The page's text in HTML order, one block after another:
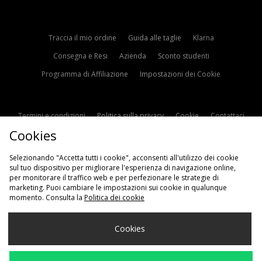
Traccia il mio ordine Guida alle taglie
Klarna
Consegna e Resi
Azienda
Sconto studenti
Programma di Affiliazione
Impostazioni dei Cookie
Termini e condizioni Politica sulla privacy Cookie
Contattaci
Scegli Il Tuo Paese
Cookies
Selezionando "Accetta tutti i cookie", acconsenti all'utilizzo dei cookie
sul tuo dispositivo per migliorare l'esperienza di navigazione online,
per monitorare il traffico web e per perfezionare le strategie di
marketing. Puoi cambiare le impostazioni sui cookie in qualunque
momento. Consulta la Politica dei cookie
Cookies